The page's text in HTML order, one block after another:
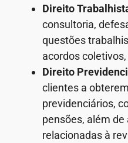
Direito
consultoria,
questões
acordos
Direito
clientes a
previdenciários,
pensões, além
relacionadas à